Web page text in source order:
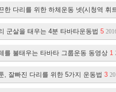
한 다리를 위한 하체운동 넷(시청역 휘
군살을 태우는 4분 타바타운동법 5
를 불태우는 타바타 그룹운동 동영상 1
, 잘빠진 다리를 위한 5가지 운동법 3